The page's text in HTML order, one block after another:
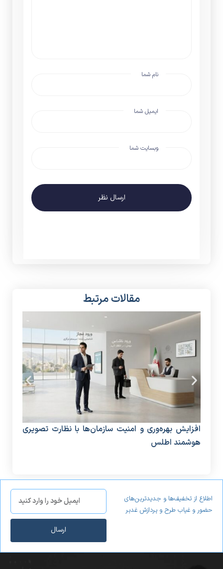
نام شما
ایمیل شما
وبسایت شما
ارسال نظر
مقالات مرتبط
افزایش بهره‌وری و امنیت سازمان‌ها با نظارت تصویری
هوشمند اطلس
اطلاع از تخفیف‌ها و جدیدترین‌های
حضور و غیاب طرح و پردازش غدیر
ارسال